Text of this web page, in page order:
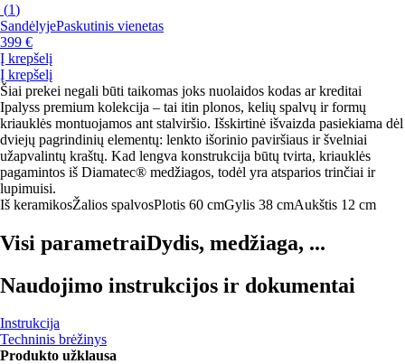
(1)
SandėlyjePaskutinis vienetas
399 €
Į krepšelį
Į krepšelį
Šiai prekei negali būti taikomas joks nuolaidos kodas ar kreditai
Ipalyss premium kolekcija – tai itin plonos, kelių spalvų ir formų
kriauklės montuojamos ant stalviršio. Išskirtinė išvaizda pasiekiama dėl
dviejų pagrindinių elementų: lenkto išorinio paviršiaus ir švelniai
užapvalintų kraštų. Kad lengva konstrukcija būtų tvirta, kriauklės
pagamintos iš Diamatec® medžiagos, todėl yra atsparios trinčiai ir
lupimuisi.
Iš keramikosŽalios spalvosPlotis 60 cmGylis 38 cmAukštis 12 cm
Visi parametraiDydis, medžiaga, ...
Naudojimo instrukcijos ir dokumentai
Instrukcija
Techninis brėžinys
Produkto užklausa